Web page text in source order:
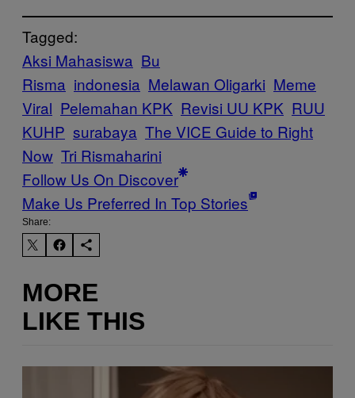
Tagged:
Aksi Mahasiswa Bu
Risma indonesia Melawan Oligarki Meme
Viral Pelemahan KPK Revisi UU KPK RUU
KUHP surabaya The VICE Guide to Right
Now Tri Rismaharini
Follow Us On Discover
Make Us Preferred In Top Stories
Share:
MORE
LIKE THIS